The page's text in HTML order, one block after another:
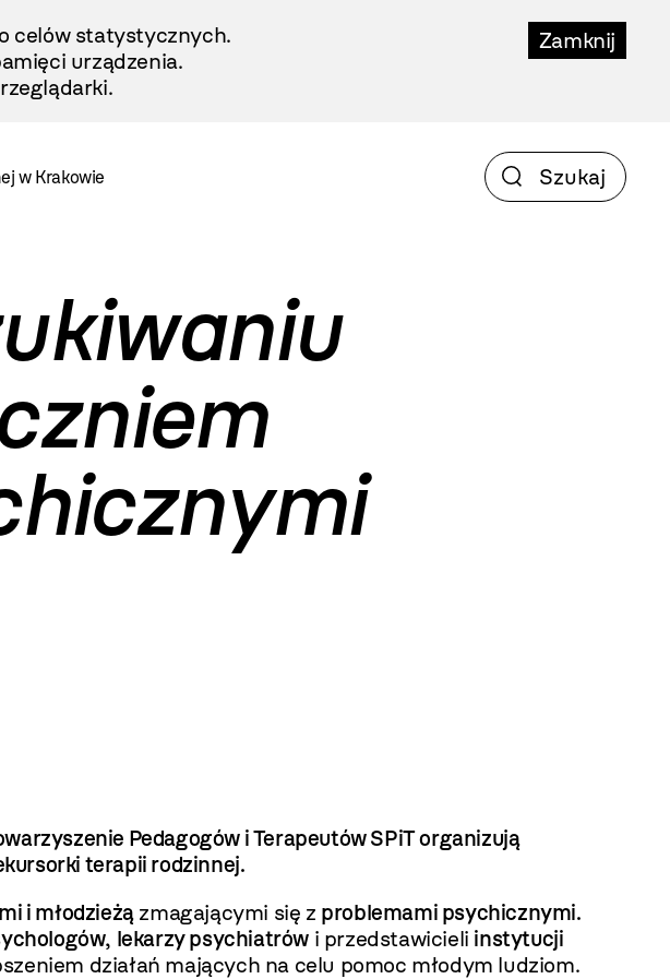
Zamknij
celów statystycznych.
urządzenia.
w Krakowie
Pedagogów i Terapeutów SPiT organizują
terapii rodzinnej.
i młodzieżązmagającymi się z problemami psychicznymi.
, lekarzy psychiatrów i przedstawicieli instytucji
działań mających na celu pomoc młodym ludziom.